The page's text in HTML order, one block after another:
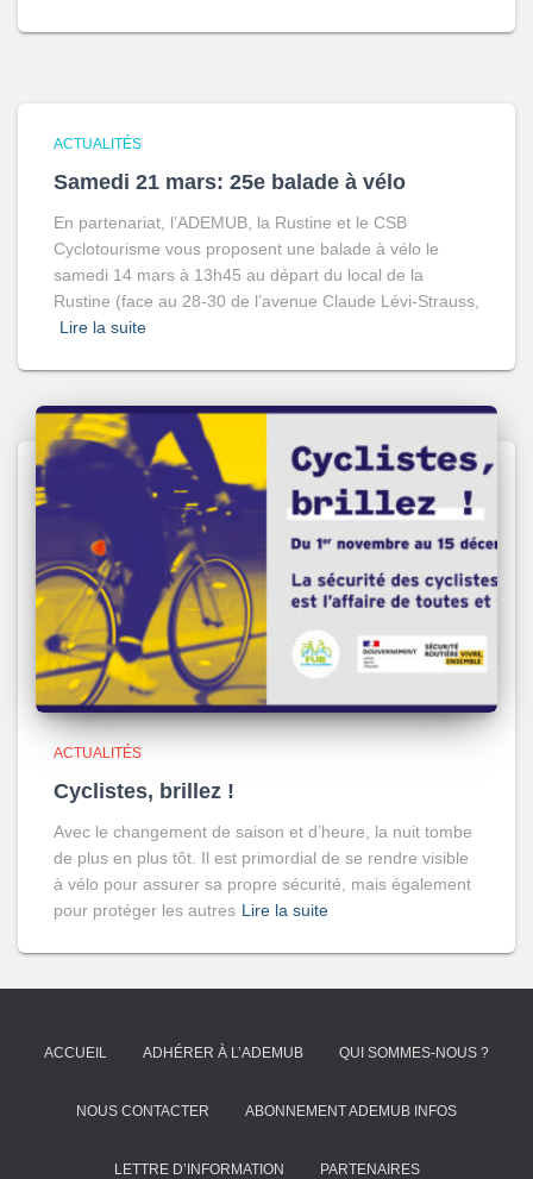
ACTUALITÉS
Samedi 21 mars: 25e balade à vélo
En partenariat, l’ADEMUB, la Rustine et le CSB
Cyclotourisme vous proposent une balade à vélo le
samedi 14 mars à 13h45 au départ du local de la
Rustine (face au 28-30 de l’avenue Claude Lévi-Strauss,
Lire la suite
ACTUALITÉS
Cyclistes, brillez !
Avec le changement de saison et d’heure, la nuit tombe
de plus en plus tôt. Il est primordial de se rendre visible
à vélo pour assurer sa propre sécurité, mais également
pour protéger les autres Lire la suite
ACCUEIL ADHÉRER À L’ADEMUB QUI SOMMES-NOUS ?
NOUS CONTACTER ABONNEMENT ADEMUB INFOS
LETTRE D’INFORMATION PARTENAIRES